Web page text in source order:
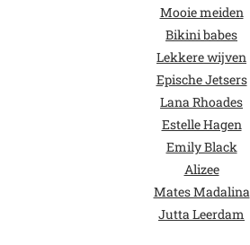
Mooie meiden
Bikini babes
Lekkere wijven
Epische Jetsers
Lana Rhoades
Estelle Hagen
Emily Black
Alizee
Mates Madalina
Jutta Leerdam